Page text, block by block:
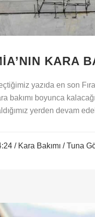
KARA
yazıda en son
bakımı boyunca
yerden devam
/ Kara Bakımı / Tuna